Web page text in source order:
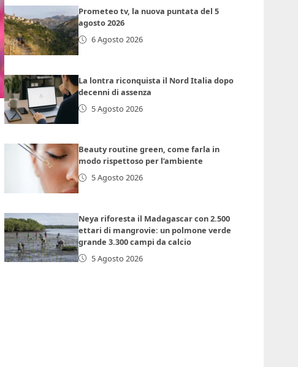
Prometeo tv, la nuova puntata del 5
agosto 2026
6 Agosto 2026
La lontra riconquista il Nord Italia dopo
decenni di assenza
5 Agosto 2026
Beauty routine green, come farla in
modo rispettoso per l’ambiente
5 Agosto 2026
Neya riforesta il Madagascar con 2.500
ettari di mangrovie: un polmone verde
grande 3.300 campi da calcio
5 Agosto 2026